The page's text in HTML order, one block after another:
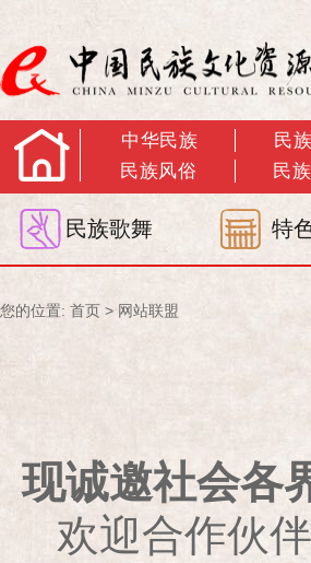
中华民族 民
民族风俗
民
民族歌舞 特
您的位置: 首页 > 网站联盟
现诚邀社会各
欢迎合作伙